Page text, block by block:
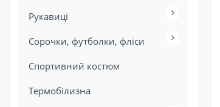
Рукавиці
Сорочки, футболки, фліси
Спортивний костюм
Термобілизна